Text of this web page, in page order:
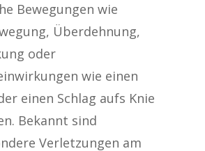
Bewegungen wie
Überdehnung,
oder
wie einen
einen Schlag aufs Knie
Bekannt sind
Verletzungen am